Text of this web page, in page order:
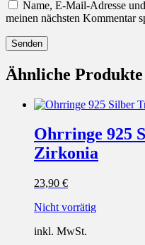
Name, E-Mail-Adresse
meinen nächsten Kommentar
Ähnliche Produkte
Ohrringe 925
Zirkonia
23,90 €
Nicht vorrätig
inkl. MwSt.